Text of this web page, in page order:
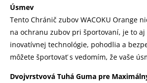
Úsmev
Tento Chránič zubov WACOKU Orange
na ochranu zubov pri športovaní, je to
inovatívnej technológie, pohodlia a
môžete športovať s vedomím, že vaše
Dvojvrstvová Tuhá Guma pre